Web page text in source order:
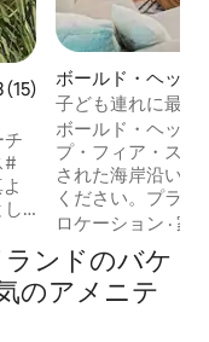
ー15件、5つ星中4.93つ
(15)
#
は
室
ス
ル
ボールド・ヘッド
ドの一軒家
子ども連れに最適
ヤック、ドック、
ボールド・ヘッド
プ・フィア・ステ
された海岸沿いの
ください。プラ
桟橋からカヤッ
スしたり、ゴルフ
イーストビーチま
しましょう。 モダンな快適さとファミリ
ロケーション ·家
ンドのバケ
のアメニテ